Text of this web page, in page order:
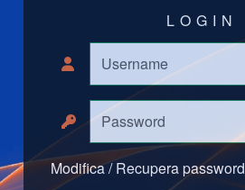
LOGIN
Modifica / Recupera password